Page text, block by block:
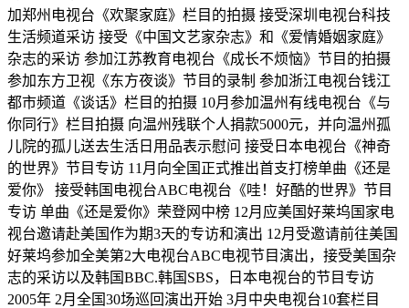
加郑州电视台《欢聚家庭》栏目的拍摄 接受深圳电视台科技
生活频道采访 接受《中国文艺家杂志》和《爱情婚姻家庭》
杂志的采访 参加江苏教育电视台《成长不烦恼》节目的拍摄
参加东方卫视《东方夜谈》节目的录制 参加浙江电视台钱江
都市频道《谈话》栏目的拍摄 10月参加温州有线电视台《与
你同行》栏目拍摄 向温州残联个人捐款5000元，并向温州孤
儿院的孤儿送去生活日用品表示慰问 接受日本电视台《神奇
的世界》节目专访 11月向全国正式推出首支打榜单曲《还是
爱你》 接受韩国电视台ABC电视台《哇！好酷的世界》节目
专访 单曲《还是爱你》荣登网中榜 12月应美国好莱坞国家电
视台邀请赴美国作为期3天的专访和演出 12月受邀请前往美国
好莱坞参加全美第2大电视台ABC电视节目演出，接受美国杂
志的采访以及韩国BBC.韩国SBS，日本电视台的节目专访
2005年 2月全国30场巡回演出开始 3月中央电视台10套栏目